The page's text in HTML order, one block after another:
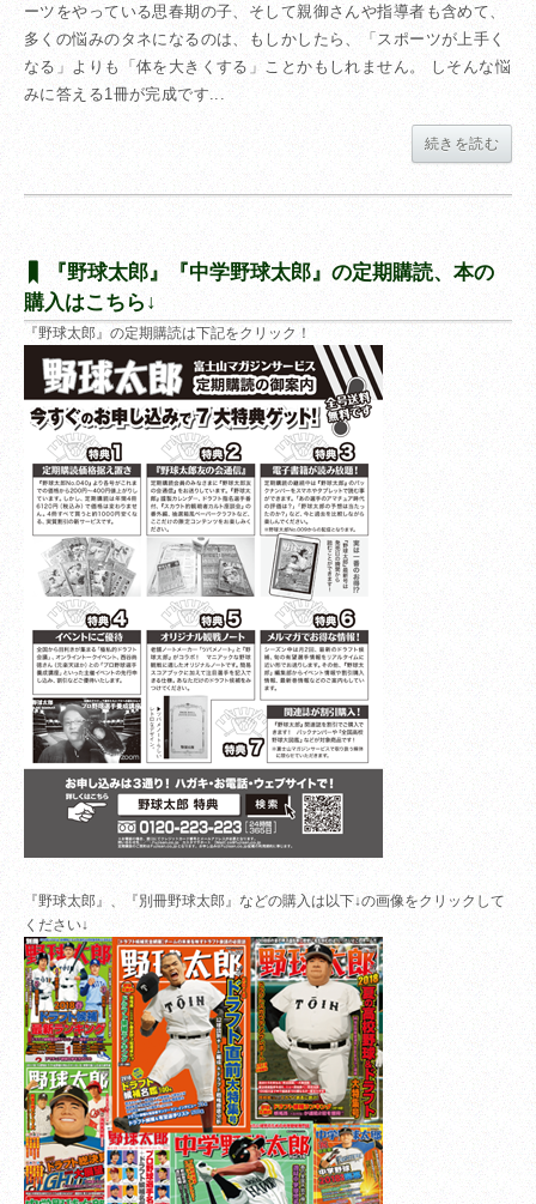
ーツをやっている思春期の子、そして親御さんや指導者も含めて、
多くの悩みのタネになるのは、もしかしたら、「スポーツが上手く
なる」よりも「体を大きくする」ことかもしれません。 しそんな悩
みに答える1冊が完成です...
続きを読む
『野球太郎』『中学野球太郎』の定期購読、本の
購入はこちら↓
『野球太郎』の定期購読は下記をクリック！
『野球太郎』、『別冊野球太郎』などの購入は以下↓の画像をクリックして
ください↓